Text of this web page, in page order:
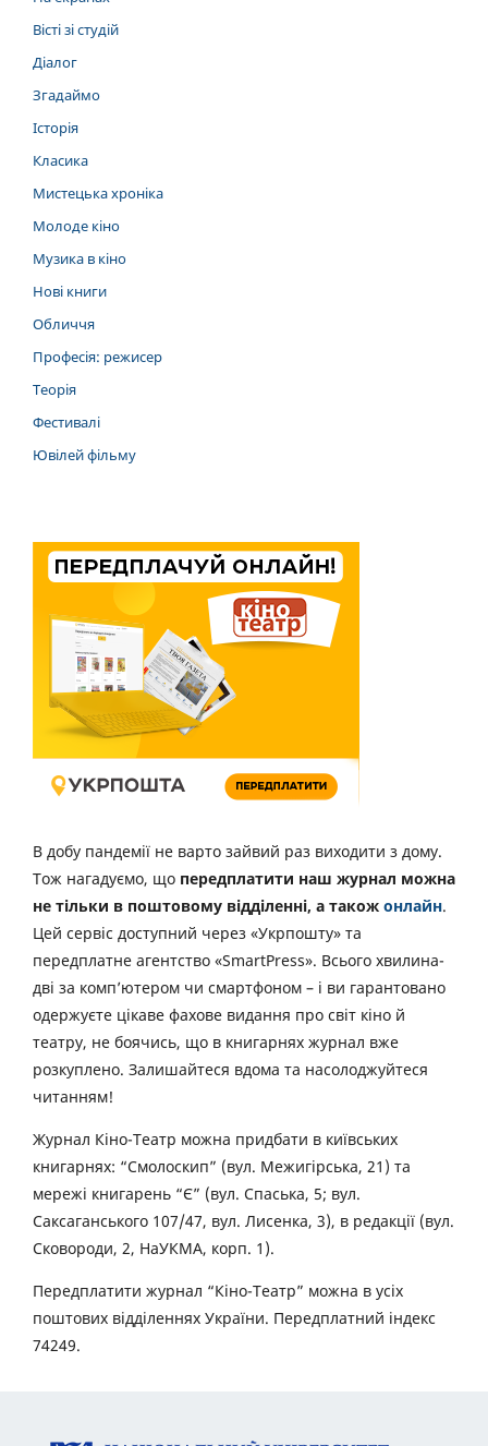
Вісті зі студій
Діалог
Згадаймо
Історія
Класика
Мистецька хроніка
Молоде кіно
Музика в кіно
Нові книги
Обличчя
Професія: режисер
Теорія
Фестивалі
Ювілей фільму
В добу пандемії не варто зайвий раз виходити з дому.
Тож нагадуємо, що передплатити наш журнал можна
не тільки в поштовому відділенні, а також онлайн.
Цей сервіс доступний через «Укрпошту» та
передплатне агентство «SmartPress». Всього хвилина-
дві за комп’ютером чи смартфоном – і ви гарантовано
одержуєте цікаве фахове видання про світ кіно й
театру, не боячись, що в книгарнях журнал вже
розкуплено. Залишайтеся вдома та насолоджуйтеся
читанням!
Журнал Кіно-Театр можна придбати в київських
книгарнях: “Смолоскип” (вул. Межигірська, 21) та
мережі книгарень “Є” (вул. Спаська, 5; вул.
Саксаганського 107/47, вул. Лисенка, 3), в редакції (вул.
Сковороди, 2, НаУКМА, корп. 1).
Передплатити журнал “Кіно-Театр” можна в усіх
поштових відділеннях України. Передплатний індекс
74249.